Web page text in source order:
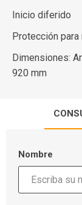
Inicio diferido
Protección
Dimensiones:
920 mm
Nombre